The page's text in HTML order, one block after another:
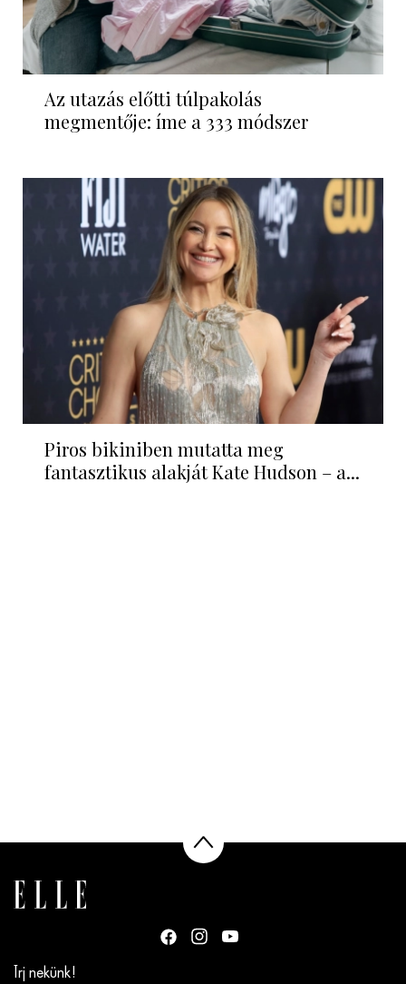
Az utazás előtti túlpakolás
megmentője: íme a 333 módszer
Piros bikiniben mutatta meg
fantasztikus alakját Kate Hudson – a...
Írj nekünk!